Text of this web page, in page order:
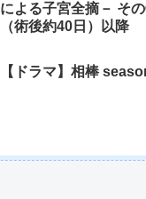
による子宮全摘－ そ
（術後約40日）以降
【ドラマ】相棒